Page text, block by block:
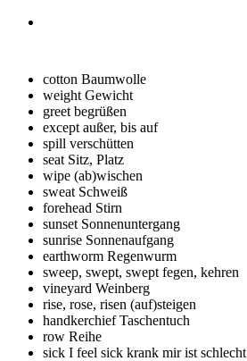
cotton Baumwolle
weight Gewicht
greet begrüßen
except außer, bis auf
spill verschütten
seat Sitz, Platz
wipe (ab)wischen
sweat Schweiß
forehead Stirn
sunset Sonnenuntergang
sunrise Sonnenaufgang
earthworm Regenwurm
sweep, swept, swept fegen, kehren
vineyard Weinberg
rise, rose, risen (auf)steigen
handkerchiefTaschentuch
row Reihe
sick I feel sick krank mir ist schlecht